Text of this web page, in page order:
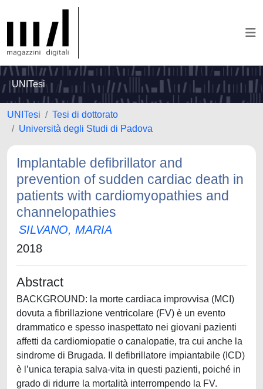
UNITesi
UNITesi
Tesi di dottorato
Università degli Studi di Padova
Implantable defibrillator and
prevention of sudden cardiac death in
patients with cardiomyopathies and
channelopathies
SILVANO, MARIA
2018
Abstract
BACKGROUND: la morte cardiaca improvvisa (MCI)
dovuta a fibrillazione ventricolare (FV) è un evento
drammatico e spesso inaspettato nei giovani pazienti
affetti da cardiomiopatie o canalopatie, tra cui anche la
sindrome di Brugada. Il defibrillatore impiantabile (ICD)
è l’unica terapia salva-vita in questi pazienti, poiché in
grado di ridurre la mortalità interrompendo la FV.